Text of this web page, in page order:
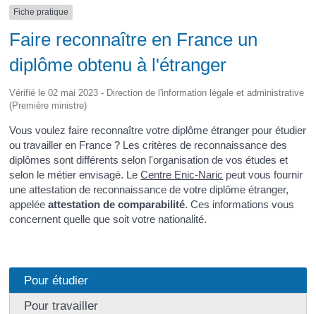
Fiche pratique
Faire reconnaître en France un
diplôme obtenu à l'étranger
Vérifié le 02 mai 2023 - Direction de l'information légale et administrative
(Première ministre)
Vous voulez faire reconnaître votre diplôme étranger pour étudier
ou travailler en France ? Les critères de reconnaissance des
diplômes sont différents selon l'organisation de vos études et
selon le métier envisagé. LeCentre Enic-Naric peut vous fournir
une attestation de reconnaissance de votre diplôme étranger,
appeléeattestation de comparabilité. Ces informations vous
concernent quelle que soit votre nationalité.
Pour étudier
Pour travailler